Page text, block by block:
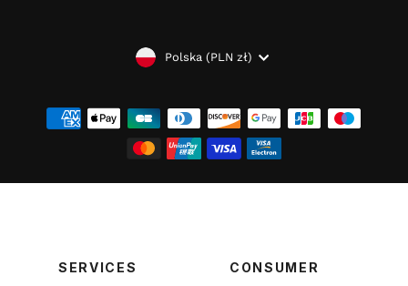
WALUTA
Polska (PLN zł)
SERVICES CONSUMER